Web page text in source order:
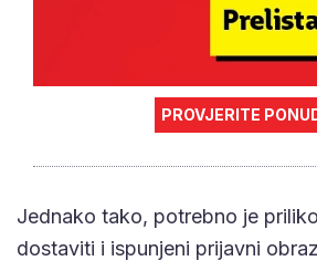
PROVJERITE
Jednako tako, potrebno je
dostaviti i ispunjeni prijavni